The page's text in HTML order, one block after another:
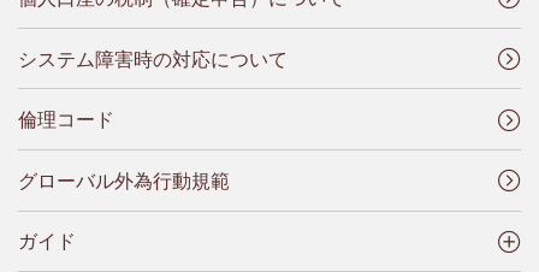
システム障害時の対応について
倫理コード
グローバル外為行動規範
ガイド